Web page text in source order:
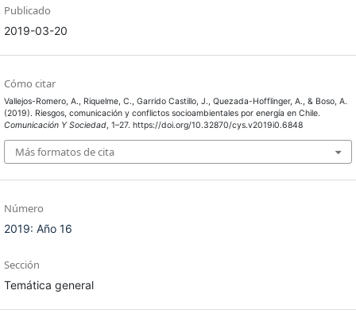
Publicado
2019-03-20
Cómo citar
Vallejos-Romero, A., Riquelme, C., Garrido Castillo, J., Quezada-Hofflinger, A., & Boso, A.
(2019). Riesgos, comunicación y conflictos socioambientales por energía en Chile.
Comunicación Y Sociedad, 1–27. https://doi.org/10.32870/cys.v2019i0.6848
Más formatos de cita
Número
2019: Año 16
Sección
Temática general